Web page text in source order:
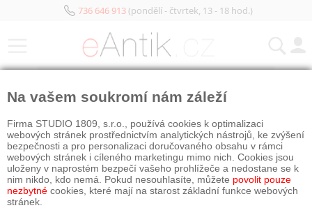
736 646 913(pondělí - čtvrtek, 13 - 18 hod.)
Na vašem soukromí nám záleží
Firma STUDIO 1809, s.r.o., používá cookies k optimalizaci
webových stránek prostřednictvím analytických nástrojů, ke zvýšení
bezpečnosti a pro personalizaci doručovaného obsahu v rámci
webových stránek i cíleného marketingu mimo nich. Cookies jsou
uloženy v naprostém bezpečí vašeho prohlížeče a nedostane se k
nim nikdo, kdo nemá. Pokud nesouhlasíte, můžete povolit pouze
nezbytné cookies, které mají na starost základní funkce webových
stránek.